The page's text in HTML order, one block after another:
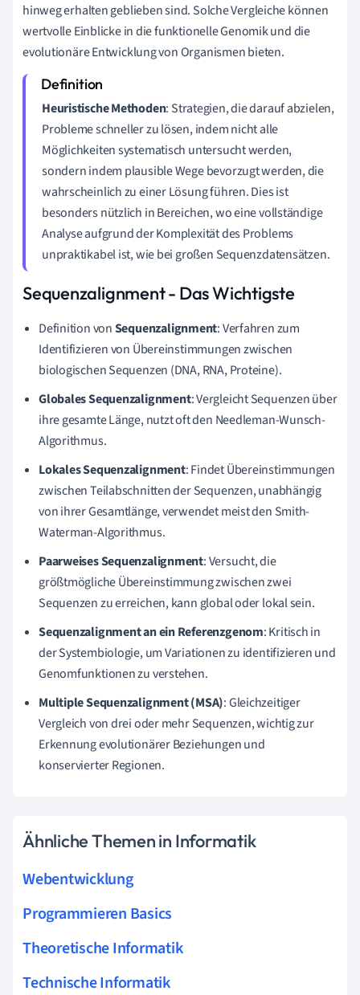
hinweg erhalten geblieben sind. Solche Vergleiche können
wertvolle Einblicke in die funktionelle Genomik und die
evolutionäre Entwicklung von Organismen bieten.
Heuristische Methoden: Strategien, die darauf abzielen,
Probleme schneller zu lösen, indem nicht alle
Möglichkeiten systematisch untersucht werden,
sondern indem plausible Wege bevorzugt werden, die
wahrscheinlich zu einer Lösung führen. Dies ist
besonders nützlich in Bereichen, wo eine vollständige
Analyse aufgrund der Komplexität des Problems
unpraktikabel ist, wie bei großen Sequenzdatensätzen.
Sequenzalignment - Das Wichtigste
Definition vonSequenzalignment: Verfahren zum
Identifizieren von Übereinstimmungen zwischen
biologischen Sequenzen (DNA, RNA, Proteine).
Globales Sequenzalignment: Vergleicht Sequenzen über
ihre gesamte Länge, nutzt oft den Needleman-Wunsch-
Algorithmus.
Lokales Sequenzalignment: Findet Übereinstimmungen
zwischen Teilabschnitten der Sequenzen, unabhängig
von ihrer Gesamtlänge, verwendet meist den Smith-
Waterman-Algorithmus.
Paarweises Sequenzalignment: Versucht, die
größtmögliche Übereinstimmung zwischen zwei
Sequenzen zu erreichen, kann global oder lokal sein.
Sequenzalignment an ein Referenzgenom: Kritisch in
der Systembiologie, um Variationen zu identifizieren und
Genomfunktionen zu verstehen.
Multiple Sequenzalignment (MSA): Gleichzeitiger
Vergleich von drei oder mehr Sequenzen, wichtig zur
Erkennung evolutionärer Beziehungen und
konservierter Regionen.
Ähnliche Themen in Informatik
Webentwicklung
Programmieren Basics
Theoretische Informatik
Technische Informatik